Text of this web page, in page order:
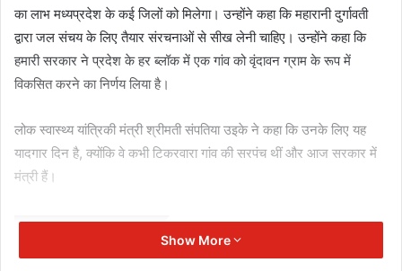
का लाभ मध्यप्रदेश के कई जिलों को मिलेगा। उन्होंने कहा कि महारानी दुर्गावती
द्वारा जल संचय के लिए तैयार संरचनाओं से सीख लेनी चाहिए। उन्होंने कहा कि
हमारी सरकार ने प्रदेश के हर ब्लॉक में एक गांव को वृंदावन ग्राम के रूप में
विकसित करने का निर्णय लिया है।
लोक स्वास्थ्य यांत्रिकी मंत्री श्रीमती संपतिया उइके ने कहा कि उनके लिए यह
यादगार दिन है, क्योंकि वे कभी टिकरवारा गांव की सरपंच थीं और आज सरकार में
मंत्री हैं।
Related Articles
Show More